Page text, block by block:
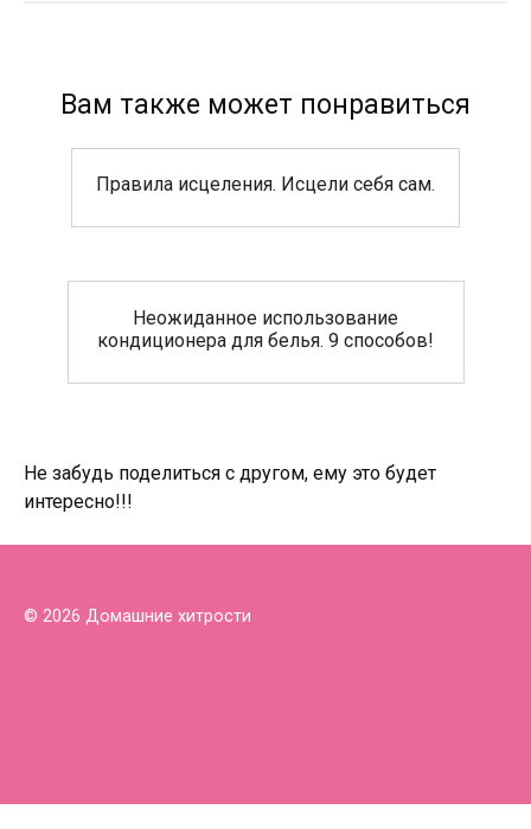
Вам также может понравиться
Правила исцеления. Исцели себя сам.
Неожиданное использование
кондиционера для белья. 9 способов!
Не забудь поделиться с другом, ему это будет
интересно!!!
© 2026 Домашние хитрости